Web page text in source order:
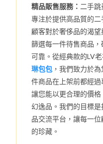
精品販售服務： 二手跳
專注於提供高品質的
顧客對於奢侈品的渴
篩選每一件待售商品
可靠。從經典款的LV
琳包包 ，我們致力於
件商品在上架前都經過
讓您能以更合理的價
幻逸品。我們的目標
品交流平台，讓每一
的珍藏。